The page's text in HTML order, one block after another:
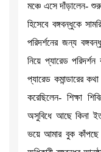
মঞ্চে এসে দাঁড়ালেন-
হিসেবে বঙ্গবন্ধুকে
পরিদর্শনের জন্য
নিয়ে প্যারেড
প্যারেড কমান্ডারের
করেছিলেন- শিক্ষা
অসুবিধে আছে কিনা
ভয়ে আমার বুক